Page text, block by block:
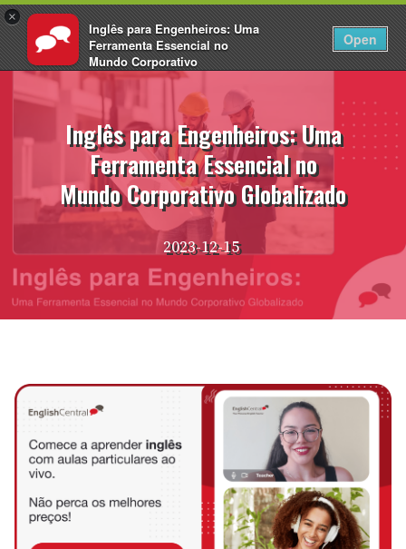
×
Inglês para Engenheiros: Uma
Ferramenta Essencial no
Mundo Corporativo
Globalizado 2026
Open
Fazer login PT
Pular
conteúdo Inglês para Engenheiros: Uma
Ferramenta Essencial no
Mundo Corporativo Globalizado
2023-12-15